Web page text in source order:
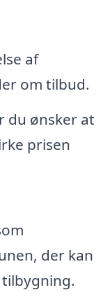
af
om tilbud.
du ønsker at
prisen
der kan